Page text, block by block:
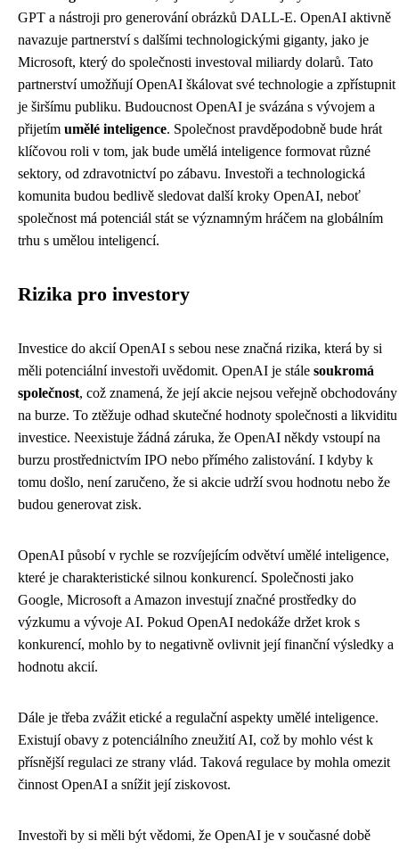
GPT a nástroji pro generování obrázků DALL-E. OpenAI aktivně
navazuje partnerství s dalšími technologickými giganty, jako je
Microsoft, který do společnosti investoval miliardy dolarů. Tato
partnerství umožňují OpenAI škálovat své technologie a zpřístupnit
je širšímu publiku. Budoucnost OpenAI je svázána s vývojem a
přijetím umělé inteligence. Společnost pravděpodobně bude hrát
klíčovou roli v tom, jak bude umělá inteligence formovat různé
sektory, od zdravotnictví po zábavu. Investoři a technologická
komunita budou bedlivě sledovat další kroky OpenAI, neboť
společnost má potenciál stát se významným hráčem na globálním
trhu s umělou inteligencí.
Rizika pro investory
Investice do akcií OpenAI s sebou nese značná rizika, která by si
měli potenciální investoři uvědomit. OpenAI je stále soukromá
společnost, což znamená, že její akcie nejsou veřejně obchodovány
na burze. To ztěžuje odhad skutečné hodnoty společnosti a likviditu
investice. Neexistuje žádná záruka, že OpenAI někdy vstoupí na
burzu prostřednictvím IPO nebo přímého zalistování. I kdyby k
tomu došlo, není zaručeno, že si akcie udrží svou hodnotu nebo že
budou generovat zisk.
OpenAI působí v rychle se rozvíjejícím odvětví umělé inteligence,
které je charakteristické silnou konkurencí. Společnosti jako
Google, Microsoft a Amazon investují značné prostředky do
výzkumu a vývoje AI. Pokud OpenAI nedokáže držet krok s
konkurencí, mohlo by to negativně ovlivnit její finanční výsledky a
hodnotu akcií.
Dále je třeba zvážit etické a regulační aspekty umělé inteligence.
Existují obavy z potenciálního zneužití AI, což by mohlo vést k
přísnější regulaci ze strany vlád. Taková regulace by mohla omezit
činnost OpenAI a snížit její ziskovost.
Investoři by si měli být vědomi, že OpenAI je v současné době